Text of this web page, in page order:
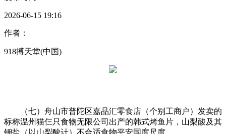
2026-06-15 19:16
作者：
918搏天堂(中国)
（七）舟山市普陀区嘉品汇零食店（个别工商户）发卖的
标称温州猫仨只食物无限公司出产的韩式烤鱼片，山梨酸及其